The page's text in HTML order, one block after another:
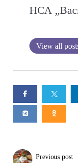
НСА
View all
Previous post